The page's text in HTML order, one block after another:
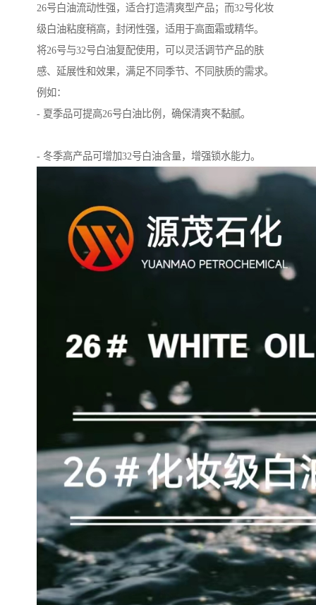
26号白油流动性强，适合打造清爽型产品；而32号化妆
级白油粘度稍高，封闭性强，适用于高面霜或精华。
将26号与32号白油复配使用，可以灵活调节产品的肤
感、延展性和效果，满足不同季节、不同肤质的需求。
例如：
- 夏季品可提高26号白油比例，确保清爽不黏腻。
- 冬季高产品可增加32号白油含量，增强锁水能力。